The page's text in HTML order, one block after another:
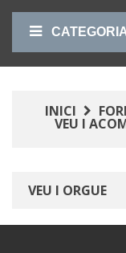
INICI
VEU I
VEU I ORGUE